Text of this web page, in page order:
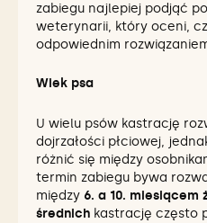
zabiegu najlepiej podjąć
weterynarii, który oceni,
odpowiednim
Wiek psa
U wielu psów kastrację
dojrzałości płciowej,
różnić się między
termin zabiegu bywa
między 6. a 10. miesiącem
średnich kastrację często